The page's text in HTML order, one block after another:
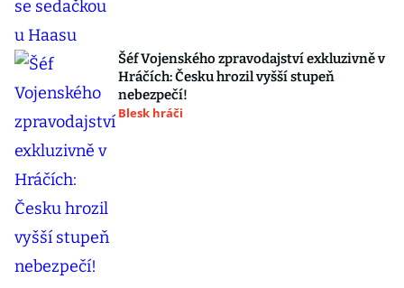
Šéf Vojenského zpravodajství exkluzivně v
Hráčích: Česku hrozil vyšší stupeň
nebezpečí!
Blesk hráči